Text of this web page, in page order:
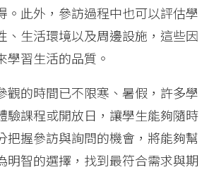
。此外，參訪過程中也可以評估學
、生活環境以及周邊設施，這些因
學習生活的品質。
觀的時間已不限寒、暑假，許多學
驗課程或開放日，讓學生能夠隨時
把握參訪與詢問的機會，將能夠幫
明智的選擇，找到最符合需求與期